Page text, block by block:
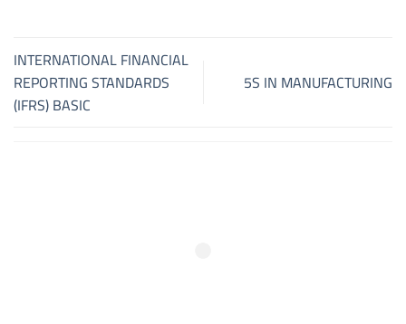
INTERNATIONAL FINANCIAL
REPORTING STANDARDS
(IFRS) BASIC
5S IN MANUFACTURING